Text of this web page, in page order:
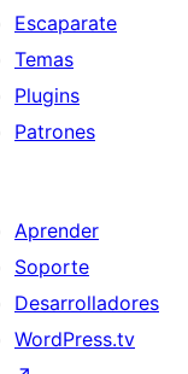
Escaparate
Temas
Plugins
Patrones
Aprender
Soporte
Desarrolladores
WordPress.tv